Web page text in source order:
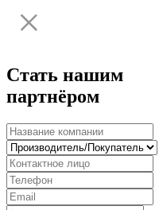
Стать нашим
партнёром